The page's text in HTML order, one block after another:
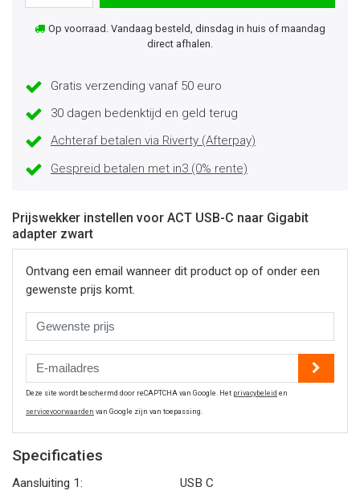
Op voorraad. Vandaag besteld, dinsdag in huis of maandag
direct afhalen.
Gratis verzending vanaf 50 euro
30 dagen bedenktijd en geld terug
Achteraf betalen via Riverty (Afterpay)
Gespreid betalen met in3 (0% rente)
Prijswekker instellen voor ACT USB-C naar Gigabit
adapter zwart
Ontvang een email wanneer dit product op of onder een
gewenste prijs komt.
Deze site wordt beschermd door reCAPTCHA van Google. Het privacybeleid en
servicevoorwaarden van Google zijn van toepassing.
Specificaties
Aansluiting 1:
USB C